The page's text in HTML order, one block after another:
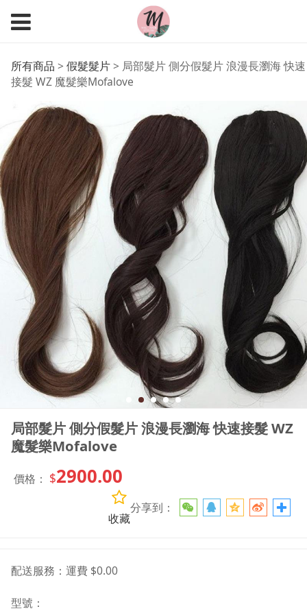
局部髮片 側分假髮片 浪
漫長瀏海 快速接髮 WZ
魔髮樂Mofalove
所有商品 > 假髮髮片> 局部髮片 側分假髮片 浪漫長瀏海 快速
接髮 WZ 魔髮樂Mofalove
局部髮片 側分假髮片 浪漫長瀏海 快速接髮 WZ
魔髮樂Mofalove
價格： $2900.00
分享到：
收藏
配送服務： 運費 $0.00
型號：